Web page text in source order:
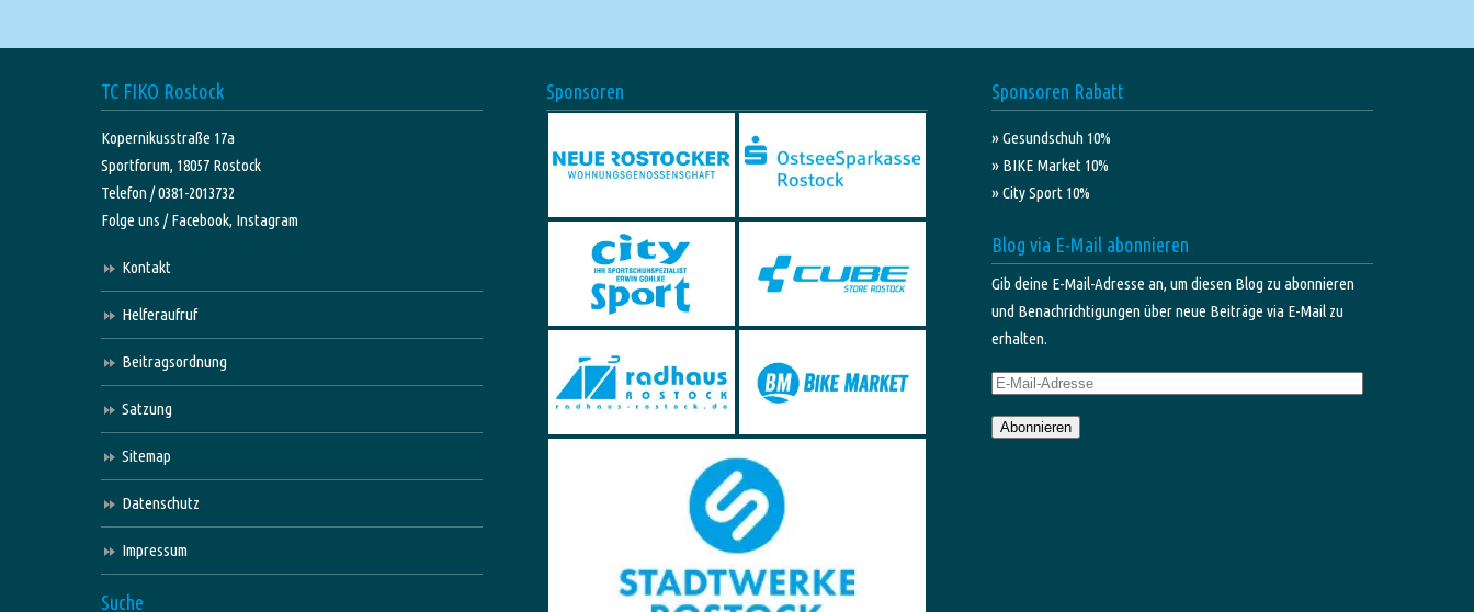
TC FIKO Rostock
Kopernikusstraße 17a
Sportforum, 18057 Rostock
Telefon / 0381-2013732
Folge uns /Facebook, Instagram
Kontakt
Helferaufruf
Beitragsordnung
Satzung
Sitemap
Datenschutz
Impressum
Suche
Sponsoren Sponsoren Rabatt
» Gesundschuh 10%
» BIKE Market 10%
» City Sport 10%
Blog via E-Mail abonnieren
Gib deine E-Mail-Adresse an, um diesen Blog zu abonnieren
und Benachrichtigungen über neue Beiträge via E-Mail zu
erhalten.
E-
Adresse
Abonnieren